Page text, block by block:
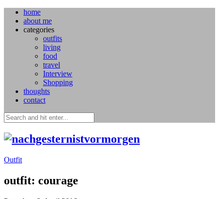
home
about me
categories
outfits
living
food
travel
Interview
Shopping
thoughts
contact
Outfit
outfit: courage